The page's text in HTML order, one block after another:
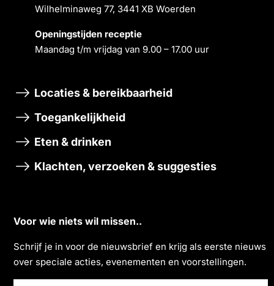
Wilhelminaweg 77, 3441 XB Woerden
Openingstĳden receptie
Maandag t/m vrĳdag van 9.00 – 17.00 uur
Locaties & bereikbaarheid
Toegankelijkheid
Eten & drinken
Klachten, verzoeken & suggesties
Voor wie niets wil missen..
Schrĳf je in voor de nieuwsbrief en krĳg als eerste nieuws
over speciale acties, evenementen en voorstellingen.